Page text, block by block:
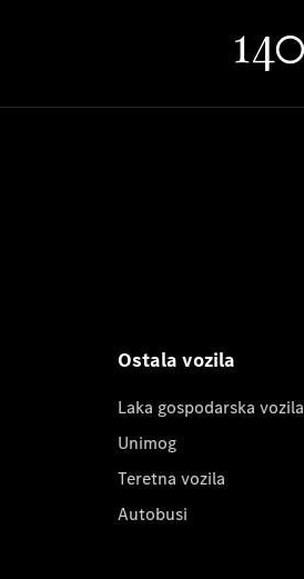
Ostala vozila
Laka gospodarska vozila
Unimog
Teretna vozila
Autobusi